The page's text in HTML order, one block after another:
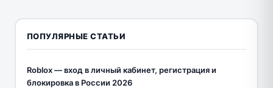
ПОПУЛЯРНЫЕ СТАТЬИ
Roblox — вход в личный кабинет, регистрация и
блокировка в России 2026